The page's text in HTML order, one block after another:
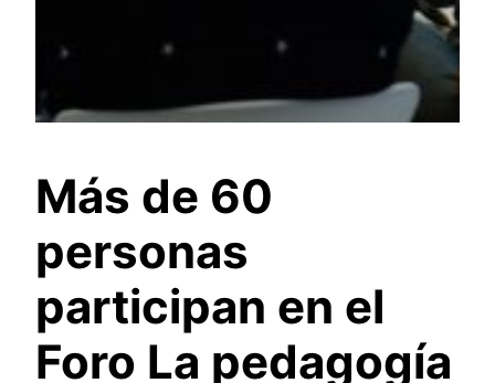
Más de 60
personas
participan en el
Foro La pedagogía